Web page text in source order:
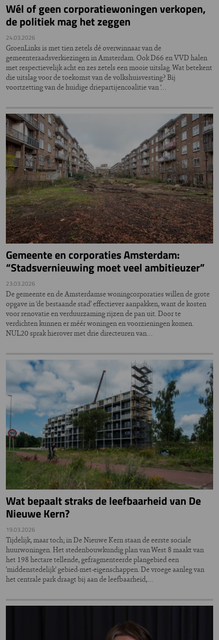
Wél of geen corporatiewoningen verkopen,
de politiek mag het zeggen
24.03.2026
GroenLinks is met tien zetels dé overwinnaar van de
gemeenteraadsverkiezingen in Amsterdam. Ook D66 en VVD halen
met respectievelijk acht en zes zetels een mooie uitslag. Wat betekent
die uitslag voor de toekomst van de volkshuisvesting? Bij
voortzetting van de huidige driepartijencoalitie van ‘…
Gemeente en corporaties Amsterdam:
“Stadsvernieuwing moet veel ambitieuzer”
23.03.2026
De gemeente en de Amsterdamse woningcorporaties willen de grote
opgave in ‘de bestaande stad’ effectiever aanpakken, want de kosten
voor renovatie en verduurzaming rijzen de pan uit. Door te
verdichten kunnen er méér woningen en voorzieningen komen.
NUL20 sprak hierover met drie directeuren van…
Wat bepaalt straks de leefbaarheid van De
Nieuwe Kern?
19.03.2026
Tijdelijk, maar toch; in De Nieuwe Kern staan de eerste sociale
huurwoningen. Het stedenbouwkundig plan van West 8 maakt van
het 198 hectare tellende, gefragmenteerde plangebied een
'middenstedelijk' gebied-met-eigenschappen. De vroege aanleg van
het centrale park draagt bij aan de leefbaarheid,…